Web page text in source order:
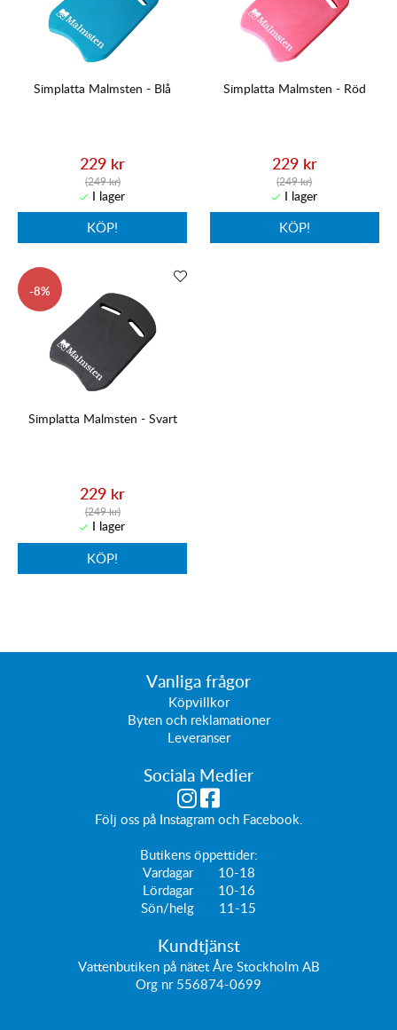
Simplatta Malmsten - Blå
229 kr
(249 kr)
KÖP!
Simplatta Malmsten - Röd
229 kr
(249 kr)
KÖP!
8
Simplatta Malmsten - Svart
229 kr
(249 kr)
KÖP!
Vanliga frågor
Köpvillkor
Byten och reklamationer
Leveranser
Sociala Medier
Följ oss på Instagramoch Facebook
Butikens öppettider:
Vardagar 10-18
Lördagar 10-16
Sön/helg 11-15
Kundtjänst
Vattenbutiken på nätet Åre Stockholm AB
Org nr 556874-0699